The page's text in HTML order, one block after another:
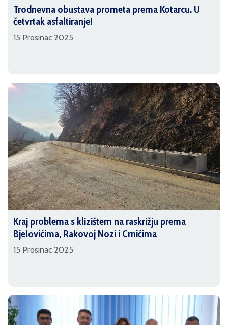
Trodnevna obustava prometa prema Kotarcu. U
četvrtak asfaltiranje!
15 Prosinac 2025
Kraj problema s klizištem na raskrižju prema
Bjelovićima, Rakovoj Nozi i Crnićima
15 Prosinac 2025